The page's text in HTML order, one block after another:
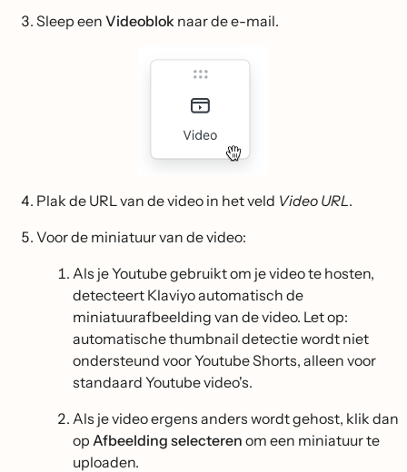
Sleep een Videoblok naar de e-mail.
Plak de URL van de video in het veld Video URL.
Voor de miniatuur van de video:
Als je Youtube gebruikt om je video te hosten,
detecteert Klaviyo automatisch de
miniatuurafbeelding van de video. Let op:
automatische thumbnail detectie wordt niet
ondersteund voor Youtube Shorts, alleen voor
standaard Youtube video's.
Als je video ergens anders wordt gehost, klik dan
op Afbeelding selecteren om een miniatuur te
uploaden.